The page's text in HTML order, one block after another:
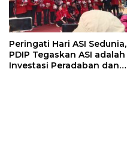
Peringati Hari ASI Sedunia,
PDIP Tegaskan ASI adalah
Investasi Peradaban dan